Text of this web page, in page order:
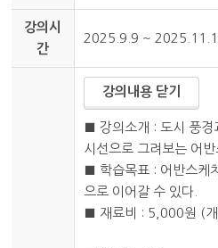
강의시
간
2025.9.9 ~
강의내용 닫기
■ 강의소개 : 도시 풍경
시선으로 그려보는 어
■ 학습목표 : 어반스케
으로 이어갈 수 있다.
■ 재료비 : 5,000원 (개